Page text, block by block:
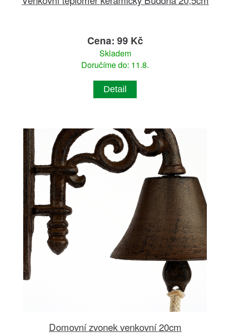
Cena: 99 Kč
Skladem
Doručíme do: 11.8.
Detail
Domovní zvonek venkovní 20cm